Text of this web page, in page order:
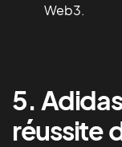
Web3.
5.
réussite